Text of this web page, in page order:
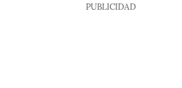
PUBLICIDAD